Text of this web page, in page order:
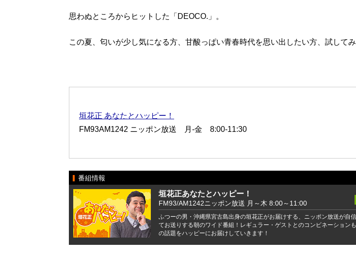
思わぬところからヒットした「DEOCO.」。
この夏、匂いが少し気になる方、甘酸っぱい青春時代を思い出したい方、試して
垣花正 あなたとハッピー！
FM93AM1242 ニッポン放送 月-金 8:00-11:30
番組情報
垣花正あなたとハッピー！
FM93/AM1242ニッポン放送 月～木 8:00～11:00
ふつーの男・沖縄県宮古島出身の垣花正がお届けする、ニッポン放送が自
てお送りする朝のワイド番組！レギュラー・ゲストとのコンビネーション
の話題をハッピーにお届けしていきます！